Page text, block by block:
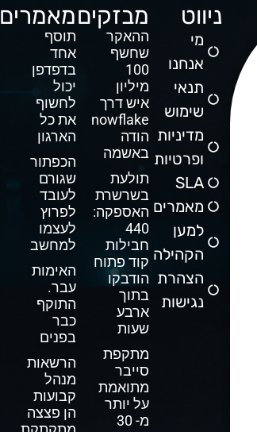
ניווט
מי
אנחנו
תנאי
שימוש
מדיניות
ופרטיות
SLA
מאמרים
למען
הקהילה
הצהרת
נגישות
מבזקים
ההאקר
שחשף
100
מיליון
איש דרך
Snowflake
הודה
באשמה
תולעת
בשרשרת
האספקה:
440
חבילות
קוד פתוח
הודבקו
בתוך
ארבע
שעות
מתקפת
סייבר
מתואמת
על יותר
מ- 30
מאמרים
תוסף
אחד
בדפדפן
יכול
לחשוף
את כל
הארגון
הכפתור
שגורם
לעובד
לפרוץ
לעצמו
למחשב
האימות
עבר.
התוקף
כבר
בפנים
הרשאות
מנהל
קבועות
הן פצצה